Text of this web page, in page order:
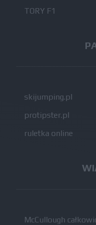
TORY F1
skijumping.pl
protipster.pl
ruletka online
McCullough